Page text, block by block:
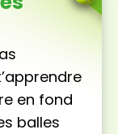
en fond
balles